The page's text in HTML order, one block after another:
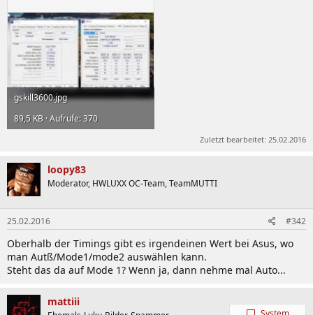
gskill3600.jpg
89,5 KB · Aufrufe: 370
Zuletzt bearbeitet: 25.02.2016
loopy83
Moderator, HWLUXX OC-Team, TeamMUTTI
25.02.2016 #342
Oberhalb der Timings gibt es irgendeinen Wert bei Asus, wo
man Autß/Mode1/mode2 auswählen kann.
Steht das da auf Mode 1? Wenn ja, dann nehme mal Auto...
mattiii